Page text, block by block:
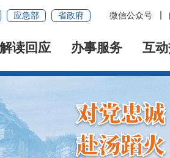
应急部 省政府 微信公众号
解读回应 办事服务 互